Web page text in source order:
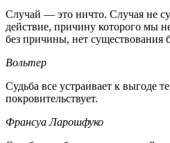
Случай — это ничто. Случая не
действие, причину которого мы
без причины, нет существования
Вольтер
Судьба все устраивает к выгоде
покровительствует.
Франсуа Ларошфуко